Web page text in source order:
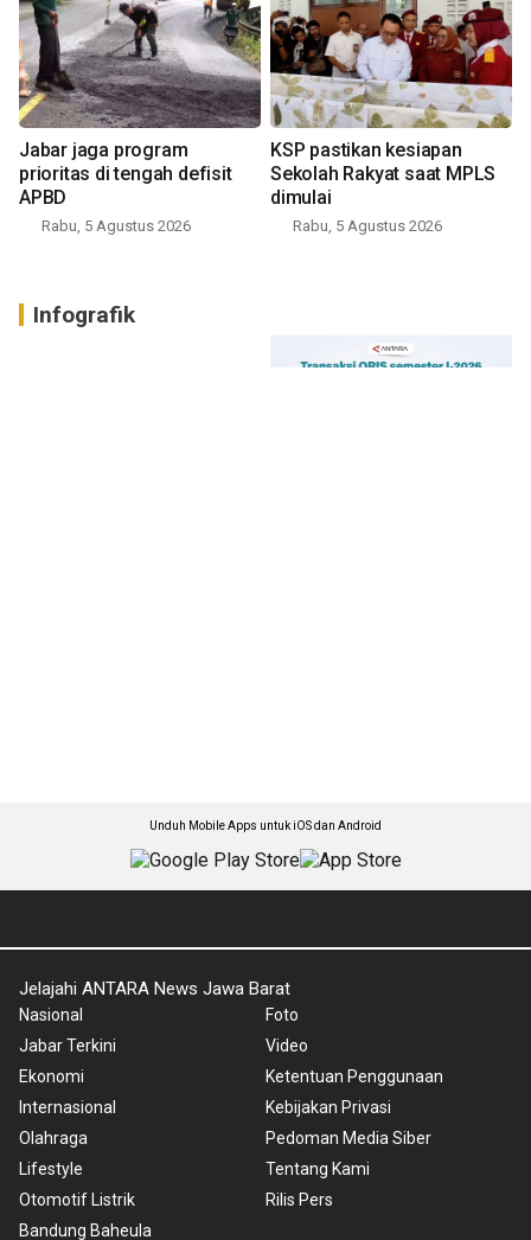
Jabar jaga program
prioritas di tengah defisit
APBD
Rabu, 5 Agustus 2026
KSP pastikan kesiapan
Sekolah Rakyat saat MPLS
dimulai
Rabu, 5 Agustus 2026
Infografik
Unduh Mobile Apps untuk iOS dan Android
Jelajahi ANTARA News Jawa Barat
Nasional
Jabar Terkini
Ekonomi
Internasional
Olahraga
Lifestyle
Otomotif Listrik
Bandung Baheula
Foto
Video
Ketentuan Penggunaan
Kebijakan Privasi
Pedoman Media Siber
Tentang Kami
Rilis Pers